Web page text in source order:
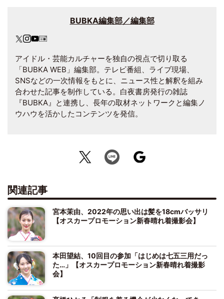
BUBKA編集部／編集部
アイドル・芸能カルチャーを独自の視点で切り取る
「BUBKA WEB」編集部。テレビ番組、ライブ現場、
SNSなどの一次情報をもとに、ニュース性と解釈を組み
合わせた記事を制作している。白夜書房発行の雑誌
『BUBKA』と連携し、長年の取材ネットワークと編集ノ
ウハウを活かしたコンテンツを発信。
関連記事
宮本茉由、2022年の思い出は髪を18cmバッサリ
【オスカープロモーション新春晴れ着撮影会】
本田望結、10回目の参加「はじめは七五三用だっ
た…」【オスカープロモーション新春晴れ着撮影
会】